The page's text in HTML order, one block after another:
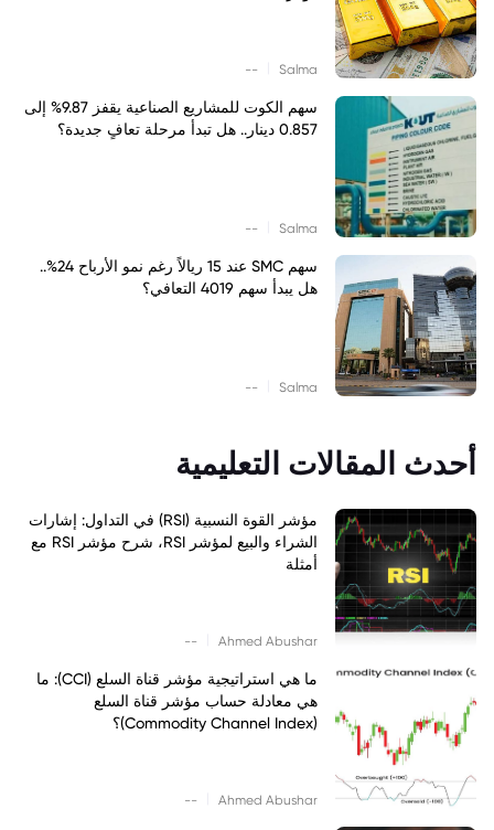
Salma
--
سهم الكوت للمشاريع الصناعية يقفز 9.87% إلى
0.857 دينار.. هل تبدأ مرحلة تعافٍ جديدة؟
Salma
--
سهم SMC عند 15 ريالاً رغم نمو الأرباح 24%..
هل يبدأ سهم 4019 التعافي؟
Salma
--
أحدث المقالات التعليمية
مؤشر القوة النسبية (RSI) في التداول: إشارات
الشراء والبيع لمؤشر RSI، شرح مؤشر RSI مع
أمثلة
Ahmed Abushar
--
ما هي استراتيجية مؤشر قناة السلع (CCI): ما
هي معادلة حساب مؤشر قناة السلع
(Commodity Channel Index)؟
Ahmed Abushar
--